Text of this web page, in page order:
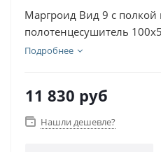
Маргроид Вид 9 с полкой
полотенцесушитель
Подробнее
11 830 руб
Нашли дешевле?